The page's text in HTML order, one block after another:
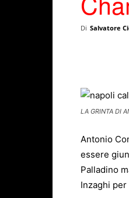
Di Salvatore
LA GRINTA DI
Antonio
essere
Palladino
Inzaghi